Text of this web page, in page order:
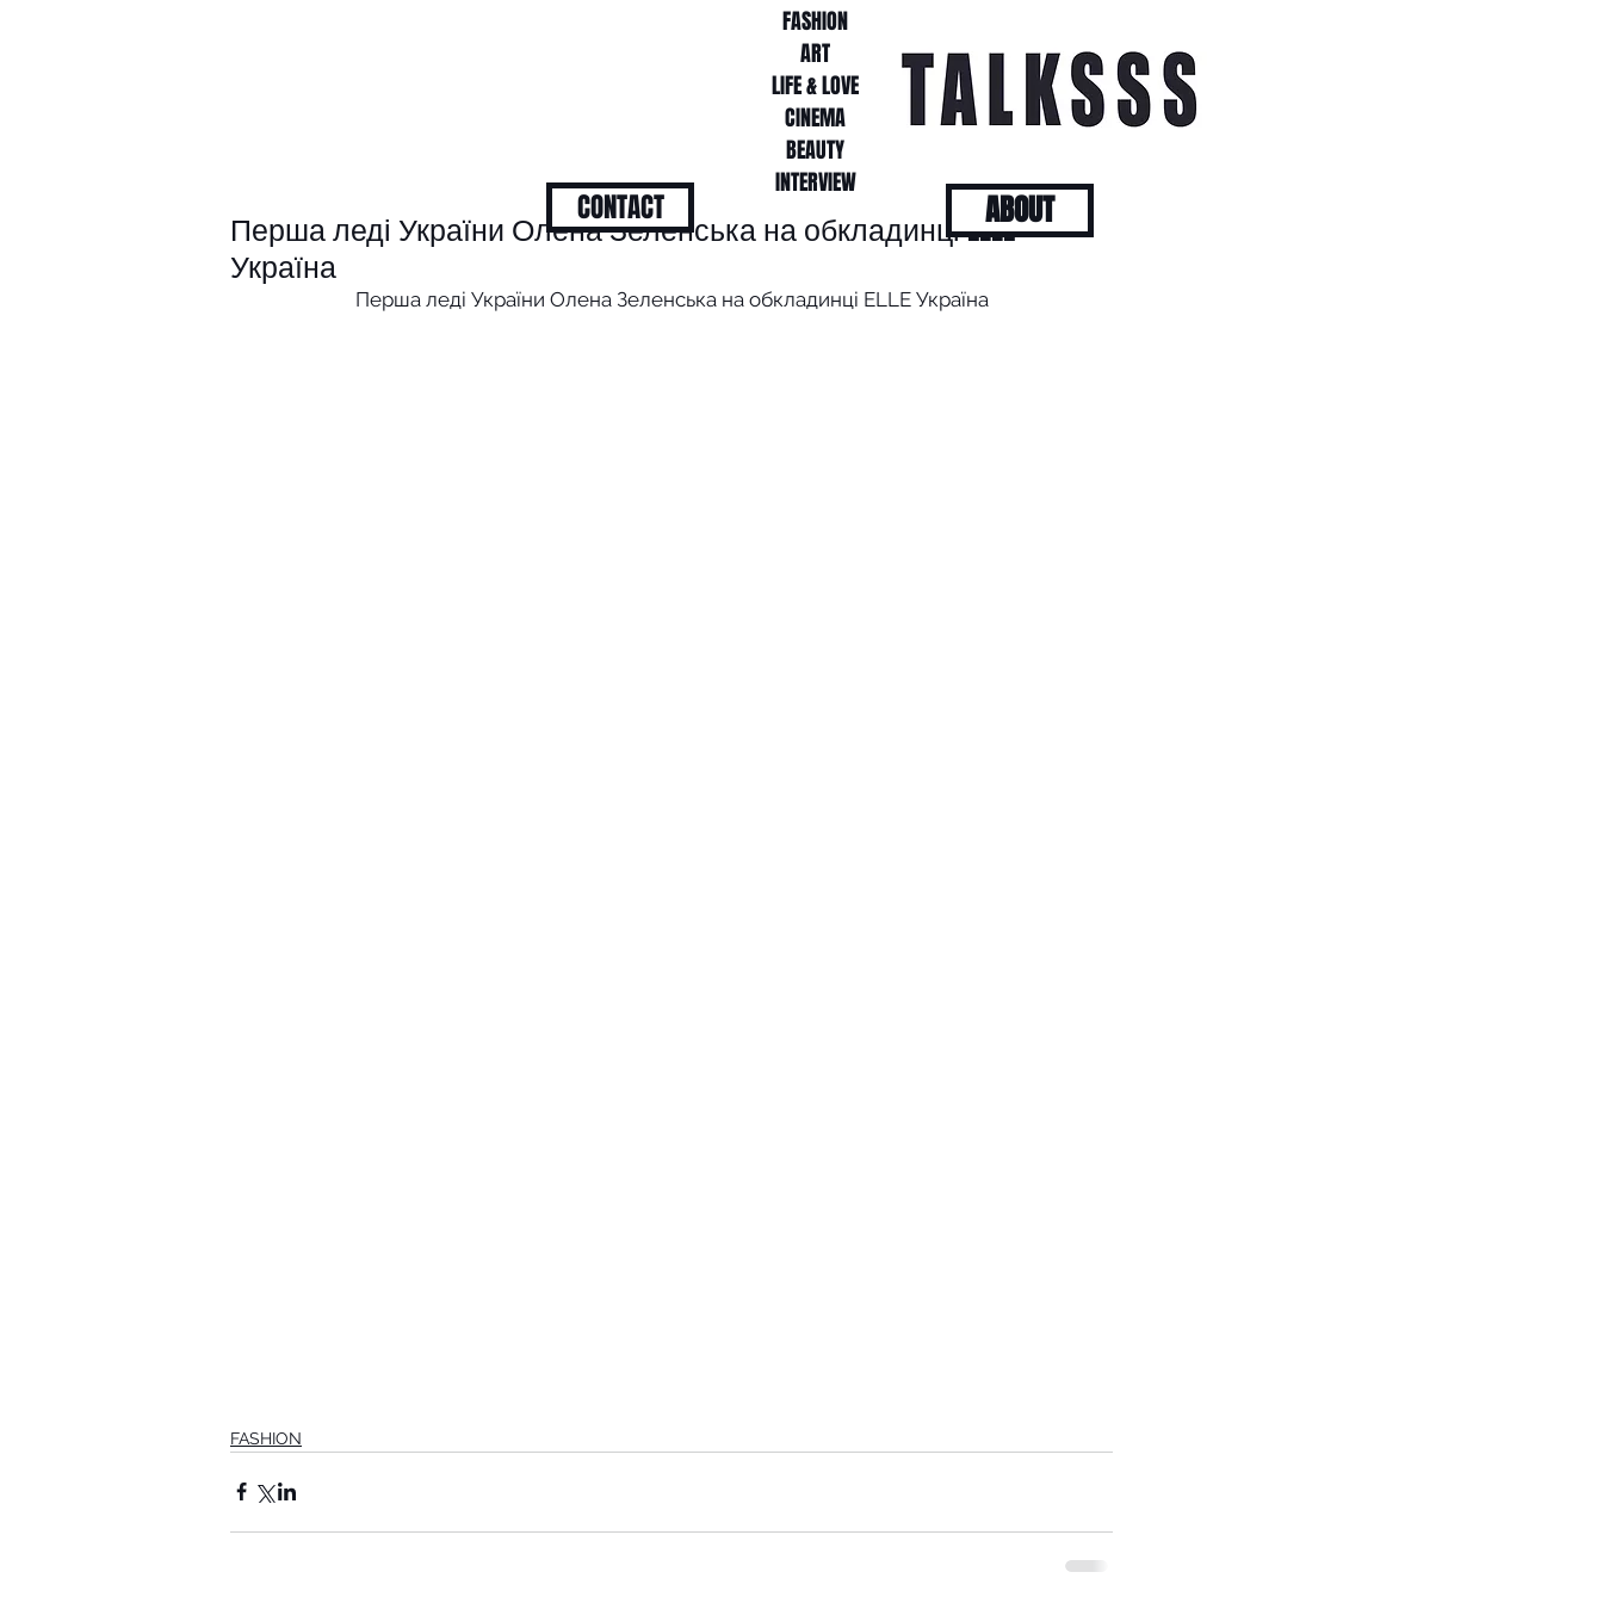
FASHION
ART
LIFE & LOVE
CINEMA
BEAUTY
INTERVIEW
Перша леді України Олена Зеленська на обкладинці ELLE
Україна
Перша леді України Олена Зеленська на обкладинці ELLE Україна
FASHION
CONTACT ABOUT
FASHION
ART
LIFE & LOVE
CINEMA
BEAUTY
INTERVIEW